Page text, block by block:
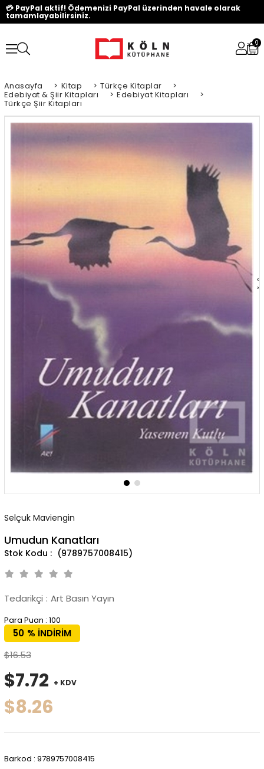
💳 PayPal aktif! Ödemenizi PayPal üzerinden havale olarak
tamamlayabilirsiniz.
0
Anasayfa > Kitap > Türkçe Kitaplar >
Edebiyat & Şiir Kitapları > Edebiyat Kitapları >
Türkçe Şiir Kitapları
‹
›
Selçuk Maviengin
Umudun Kanatları
(9789757008415)
Tedarikçi : Art Basın Yayın
Para Puan : 100
%
50
İNDIRIM
$16.53
$7.72 + KDV
$8.26
Barkod : 9789757008415